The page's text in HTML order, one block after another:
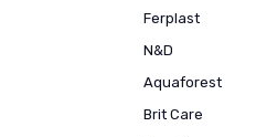
Ferplast
N&D
Aquaforest
Brit Care